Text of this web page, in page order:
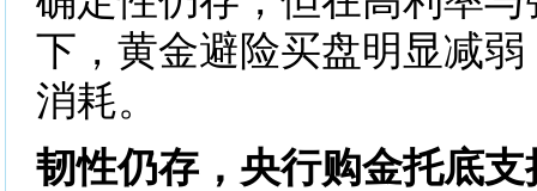
下，黄金避险买盘明显减
消耗。
韧性仍存，央行购金托底支